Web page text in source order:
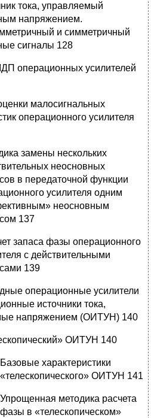
тока, управляемый
напряжением.
и симметричный
сигналы 128
операционных усилителей
малосигнальных
операционного усилителя
замены нескольких
неосновных
в передаточной функции
усилителя одним
неосновным
137
запаса фазы операционного
с действительными
139
операционные усилители
источники тока,
напряжением (ОИТУН) 140
ОИТУН 140
Базовые характеристики
«телескопического» ОИТУН 141
Упрощенная методика расчета
фазы в «телескопическом»